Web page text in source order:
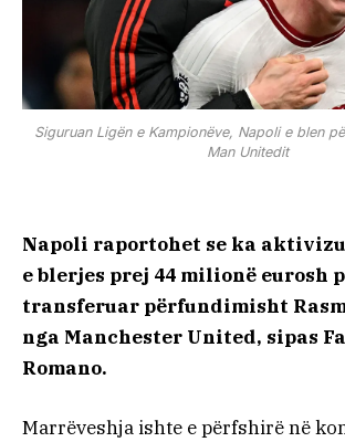
Siguruan Ligën e Kampionëve, Napoli e blen
Man Unitedit
Napoli raportohet se ka
e blerjes prej 44 milionë eurosh
transferuar përfundimisht
nga Manchester United, sipas
Romano.
Marrëveshja ishte e përfshirë në